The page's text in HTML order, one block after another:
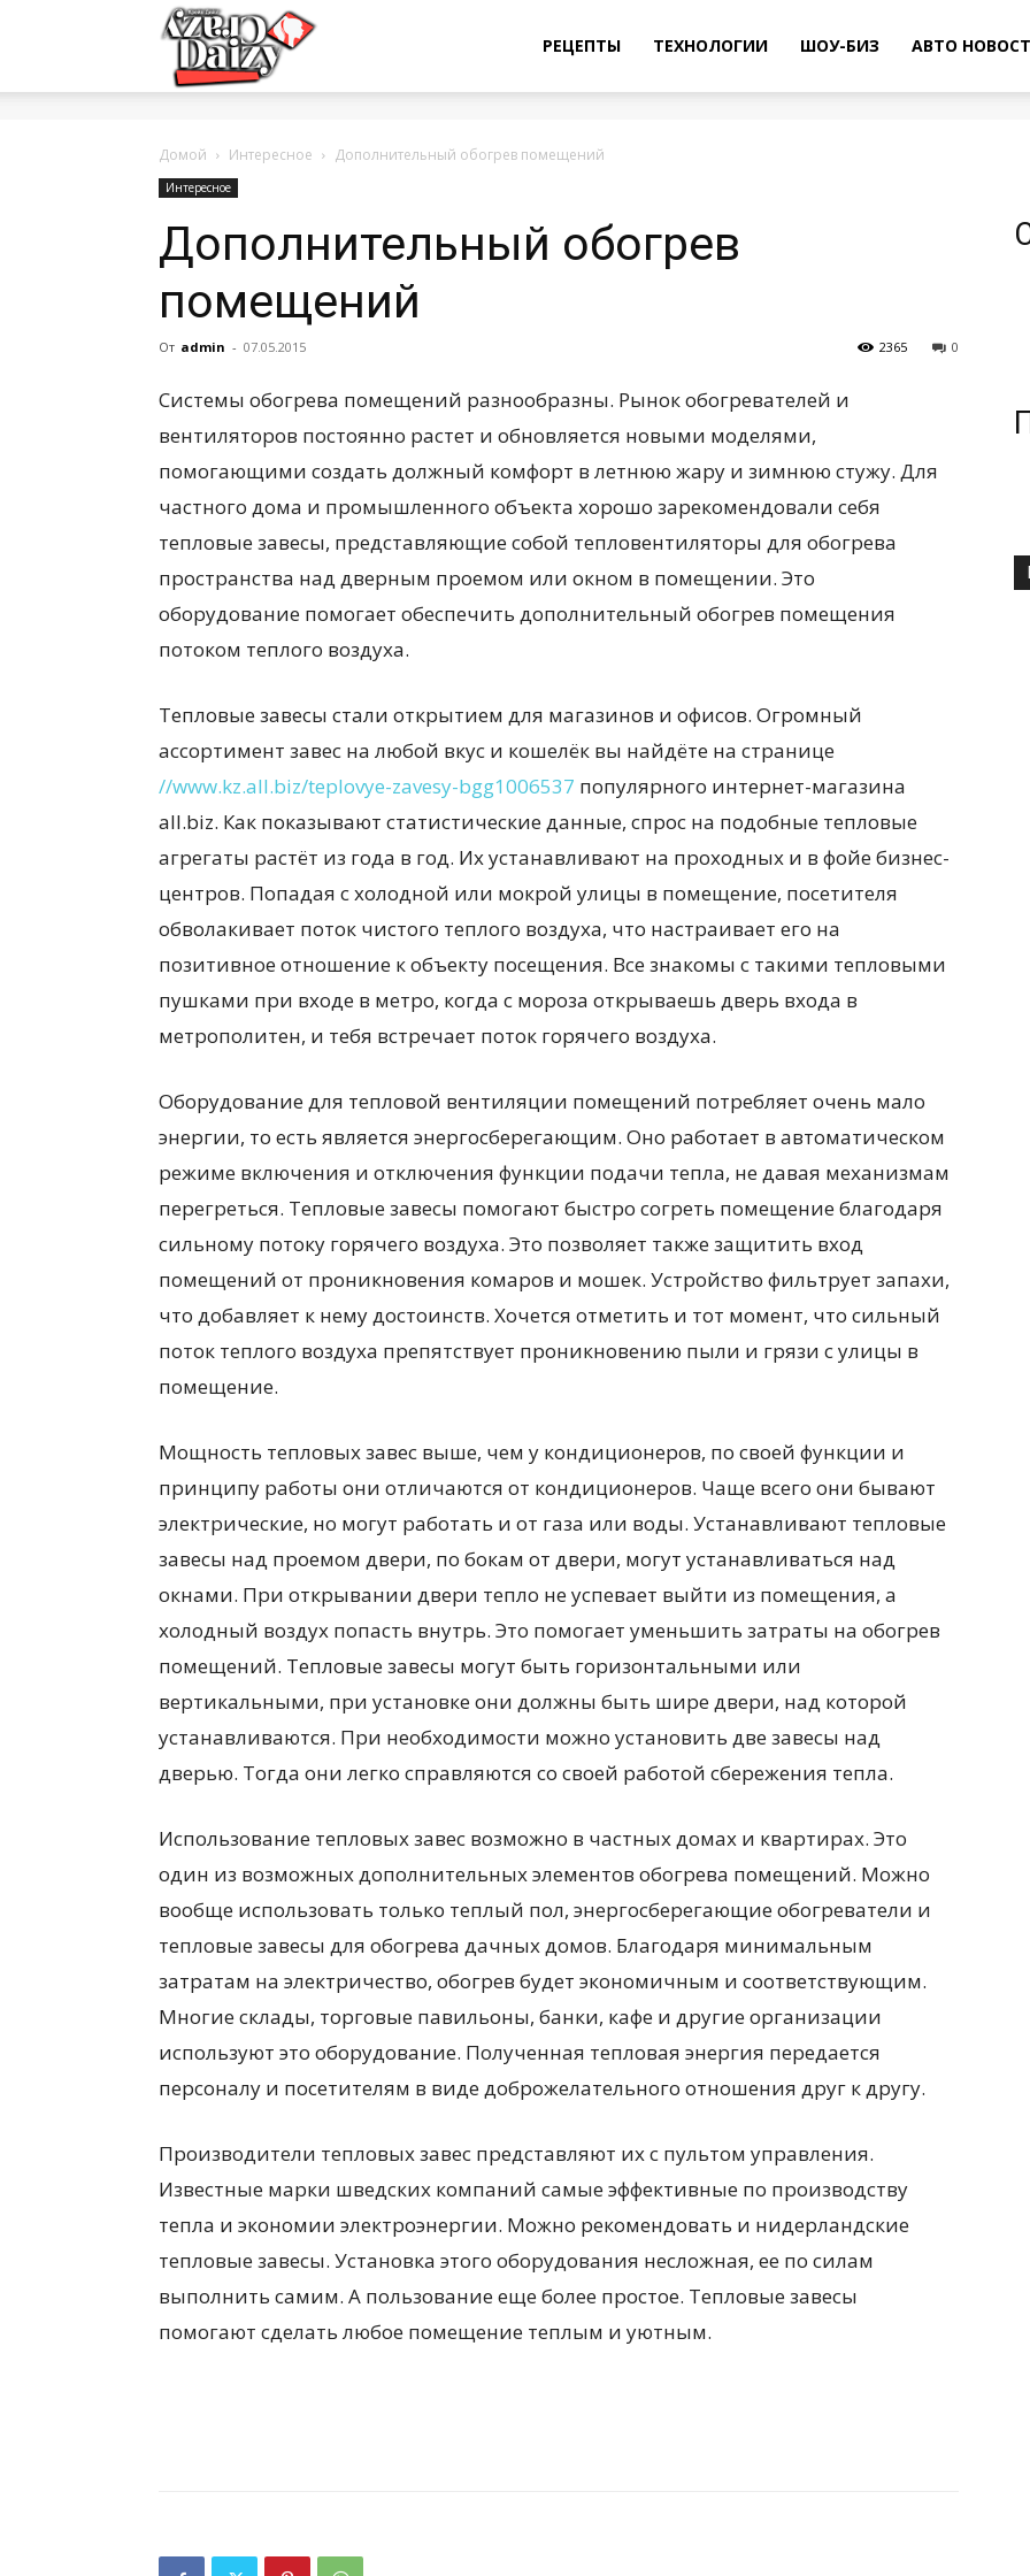
сумашедшие
новости
обо
всем
РЕЦЕПТЫ ТЕХНОЛОГИИ ШОУ-БИЗ АВТО
Домой Интересное Дополнительный обогрев помещений
Интересное
Дополнительный обогрев
помещений
От admin - 07.05.2015 0
2365
Системы обогрева помещений разнообразны. Рынок обогревателей и
вентиляторов постоянно растет и обновляется новыми моделями,
помогающими создать должный комфорт в летнюю жару и зимнюю стужу. Для
частного дома и промышленного объекта хорошо зарекомендовали себя
тепловые завесы, представляющие собой тепловентиляторы для обогрева
пространства над дверным проемом или окном в помещении. Это
оборудование помогает обеспечить дополнительный обогрев помещения
потоком теплого воздуха.
Тепловые завесы стали открытием для магазинов и офисов. Огромный
ассортимент завес на любой вкус и кошелёк вы найдёте на странице
//www.kz.all.biz/teplovye-zavesy-bgg1006537 популярного интернет-магазина
all.biz. Как показывают статистические данные, спрос на подобные тепловые
агрегаты растёт из года в год. Их устанавливают на проходных и в фойе бизнес-
центров. Попадая с холодной или мокрой улицы в помещение, посетителя
обволакивает поток чистого теплого воздуха, что настраивает его на
позитивное отношение к объекту посещения. Все знакомы с такими тепловыми
пушками при входе в метро, когда с мороза открываешь дверь входа в
метрополитен, и тебя встречает поток горячего воздуха.
Оборудование для тепловой вентиляции помещений потребляет очень мало
энергии, то есть является энергосберегающим. Оно работает в автоматическом
режиме включения и отключения функции подачи тепла, не давая механизмам
перегреться. Тепловые завесы помогают быстро согреть помещение благодаря
сильному потоку горячего воздуха. Это позволяет также защитить вход
помещений от проникновения комаров и мошек. Устройство фильтрует запахи,
что добавляет к нему достоинств. Хочется отметить и тот момент, что сильный
поток теплого воздуха препятствует проникновению пыли и грязи с улицы в
помещение.
Мощность тепловых завес выше, чем у кондиционеров, по своей функции и
принципу работы они отличаются от кондиционеров. Чаще всего они бывают
электрические, но могут работать и от газа или воды. Устанавливают тепловые
завесы над проемом двери, по бокам от двери, могут устанавливаться над
окнами. При открывании двери тепло не успевает выйти из помещения, а
холодный воздух попасть внутрь. Это помогает уменьшить затраты на обогрев
помещений. Тепловые завесы могут быть горизонтальными или
вертикальными, при установке они должны быть шире двери, над которой
устанавливаются. При необходимости можно установить две завесы над
дверью. Тогда они легко справляются со своей работой сбережения тепла.
Использование тепловых завес возможно в частных домах и квартирах. Это
один из возможных дополнительных элементов обогрева помещений. Можно
вообще использовать только теплый пол, энергосберегающие обогреватели и
тепловые завесы для обогрева дачных домов. Благодаря минимальным
затратам на электричество, обогрев будет экономичным и соответствующим.
Многие склады, торговые павильоны, банки, кафе и другие организации
используют это оборудование. Полученная тепловая энергия передается
персоналу и посетителям в виде доброжелательного отношения друг к другу.
Производители тепловых завес представляют их с пультом управления.
Известные марки шведских компаний самые эффективные по производству
тепла и экономии электроэнергии. Можно рекомендовать и нидерландские
тепловые завесы. Установка этого оборудования несложная, ее по силам
выполнить самим. А пользование еще более простое. Тепловые завесы
помогают сделать любое помещение теплым и уютным.